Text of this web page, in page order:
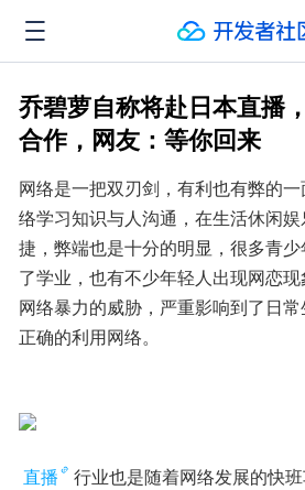
乔碧萝自称将赴日本直播
合作，网友：等你回来
网络是一把双刃剑，有利也有弊的
络学习知识与人沟通，在生活休闲
捷，弊端也是十分的明显，很多青
了学业，也有不少年轻人出现网恋
网络暴力的威胁，严重影响到了日
正确的利用网络。
直播
行业也是随着网络发展的快